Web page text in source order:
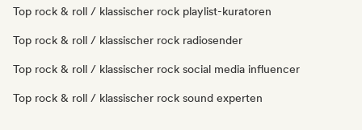
Top rock & roll / klassischer rock playlist-kuratoren
Top rock & roll / klassischer rock radiosender
Top rock & roll / klassischer rock social media influencer
Top rock & roll / klassischer rock sound experten